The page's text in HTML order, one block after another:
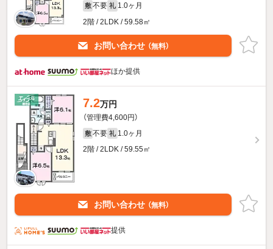
敷 不要 礼 1.0ヶ月
2階 / 2LDK / 59.58㎡
お問い合わせ （無料）
ほか提供
7.2万円
（管理費4,600円）
敷 不要 礼 1.0ヶ月
2階 / 2LDK / 59.55㎡
お問い合わせ （無料）
提供